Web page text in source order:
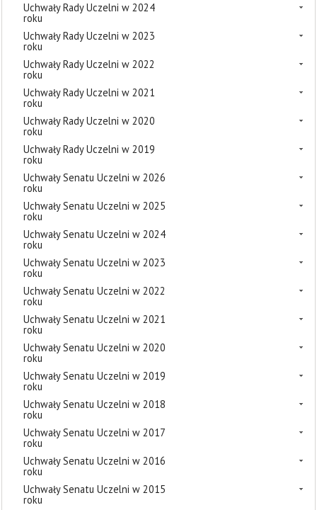
Uchwały Rady Uczelni w 2024
roku
Uchwały Rady Uczelni w 2023
roku
Uchwały Rady Uczelni w 2022
roku
Uchwały Rady Uczelni w 2021
roku
Uchwały Rady Uczelni w 2020
roku
Uchwały Rady Uczelni w 2019
roku
Uchwały Senatu Uczelni w 2026
roku
Uchwały Senatu Uczelni w 2025
roku
Uchwały Senatu Uczelni w 2024
roku
Uchwały Senatu Uczelni w 2023
roku
Uchwały Senatu Uczelni w 2022
roku
Uchwały Senatu Uczelni w 2021
roku
Uchwały Senatu Uczelni w 2020
roku
Uchwały Senatu Uczelni w 2019
roku
Uchwały Senatu Uczelni w 2018
roku
Uchwały Senatu Uczelni w 2017
roku
Uchwały Senatu Uczelni w 2016
roku
Uchwały Senatu Uczelni w 2015
roku